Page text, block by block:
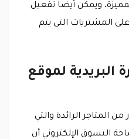
ويمكن أيضًا تفعيل
المشتريات التي يتم
البريدية لموقع
المتاجر الرائدة والتي
التسوق الإلكتروني أن